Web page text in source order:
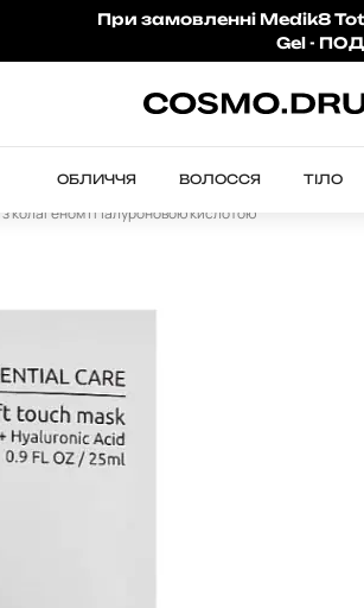
При замовленні Medik8
Gel -
ОБЛИЧЧЯ ВОЛОССЯ ТІЛО
колагеном і гіалуроновою кислотою